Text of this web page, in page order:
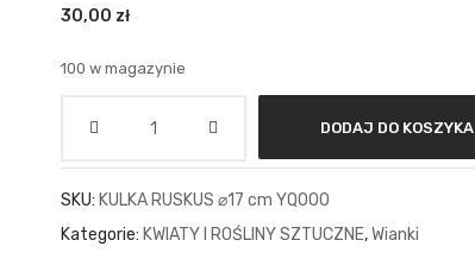
30,00 zł
100 w magazynie
DODAJ DO KOSZYKA
SKU: KULKA RUSKUS ⌀17 cm YQ000
Kategorie: KWIATY I ROŚLINY SZTUCZNE,Wianki